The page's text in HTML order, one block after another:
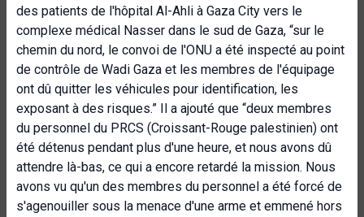
des patients de l'hôpital Al-Ahli à Gaza City vers le
complexe médical Nasser dans le sud de Gaza, “sur le
chemin du nord, le convoi de l'ONU a été inspecté au point
de contrôle de Wadi Gaza et les membres de l'équipage
ont dû quitter les véhicules pour identification, les
exposant à des risques.” Il a ajouté que “deux membres
du personnel du PRCS (Croissant-Rouge palestinien) ont
été détenus pendant plus d'une heure, et nous avons dû
attendre là-bas, ce qui a encore retardé la mission. Nous
avons vu qu'un des membres du personnel a été forcé de
s'agenouiller sous la menace d'une arme et emmené hors